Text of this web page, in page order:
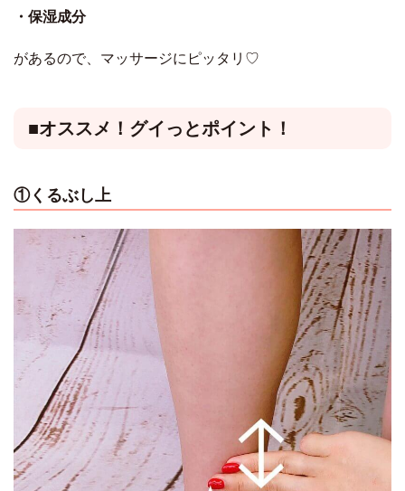
・保湿成分
があるので、マッサージにピッタリ♡
■オススメ！グイっとポイント！
①くるぶし上